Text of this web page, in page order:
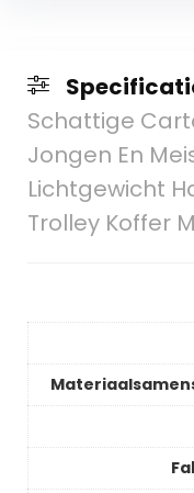
Schattige
Jongen En
Lichtgewicht
Trolley Koffer